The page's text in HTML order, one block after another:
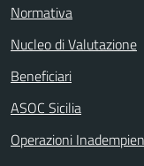
Normativa
Nucleo di Valutazione
Beneficiari
ASOC Sicilia
Operazioni